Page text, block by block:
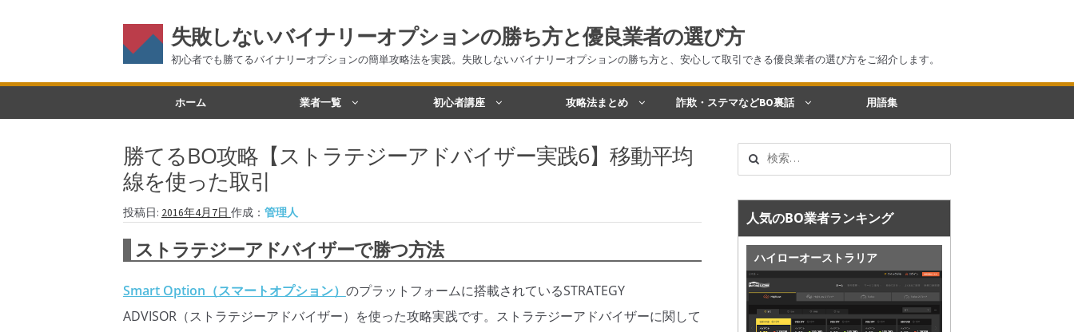
失敗しないバイナリーオプションの勝ち方と優良業者の選び方
初心者でも勝てるバイナリーオプションの簡単攻略法を実践。失敗しないバイナリーオプションの勝ち方と、安心して取引できる優良業者の選び方をご紹介します。
ナ
ー
シ
ョ
ン
ッ
プ
コ
ン
ツ
へ
ス
ホーム 業者一覧 初心者講座 攻略法まとめ 詐欺・ステマなどBO裏話 用語集
勝てるBO攻略【ストラテジーアドバイザー実践6】移動平均
線を使った取引
投稿日: 2016年4月7日 作成： 管理人
ストラテジーアドバイザーで勝つ方法
Smart Option（スマートオプション） のプラットフォームに搭載されているSTRATEGY
ADVISOR（ストラテジーアドバイザー）を使った攻略実践です。ストラテジーアドバイザーに関して
人気のBO業者ランキング
ハイローオーストラリア